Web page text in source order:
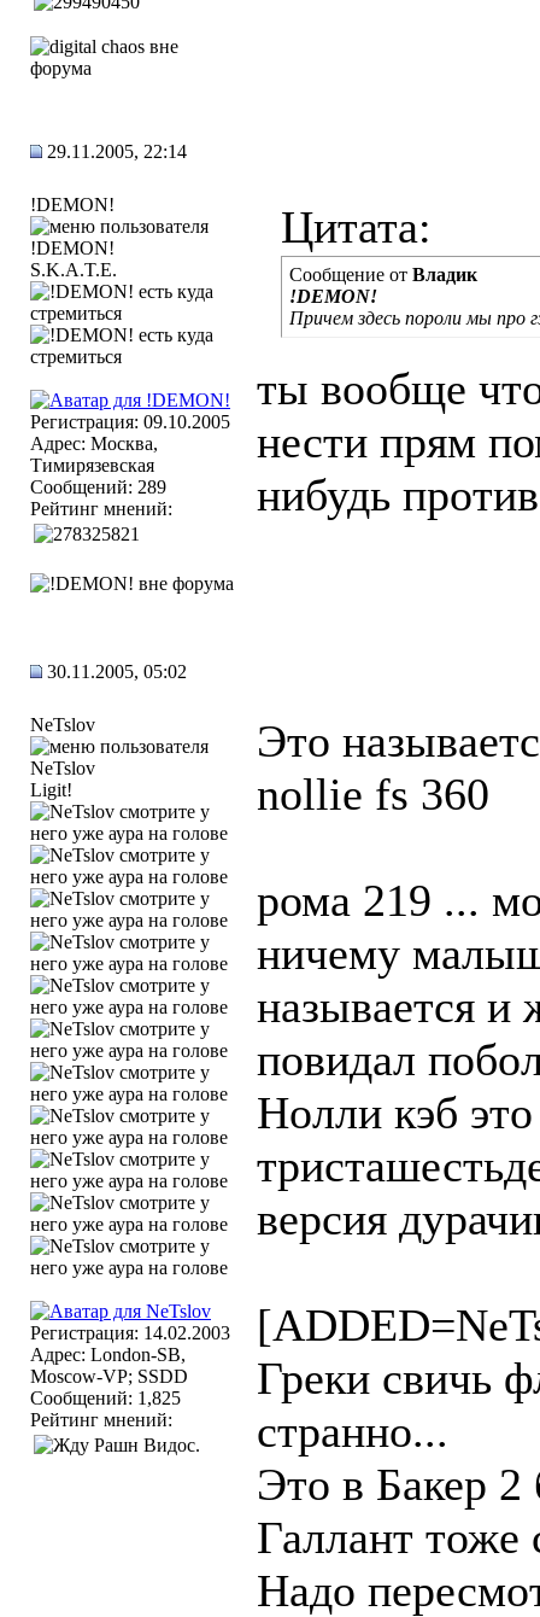
29.11.2005, 22:14
!DEMON!
S.K.A.T.E.
Регистрация: 09.10.2005
Адрес: Москва,
Тимирязевская
Сообщений: 289
Рейтинг мнений:
Цитата:
Сообщение от Владик
!DEMON!
Причем здесь пороли мы про
ты вообще
нести прям
нибудь
30.11.2005, 05:02
NeTslov
Ligit!
Регистрация: 14.02.2003
Адрес: London-SB,
Moscow-VP; SSDD
Сообщений: 1,825
Рейтинг мнений:
Это
nollie fs 360
рома 219 ...
ничему
называется и
повидал
Нолли кэб
версия
Греки свичь
странно...
Это в Бакер 2
Галлант
Надо